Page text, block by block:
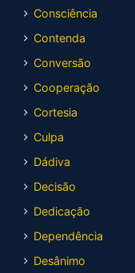
Consciência
Contenda
Conversão
Cooperação
Cortesia
Culpa
Dádiva
Decisão
Dedicação
Dependência
Desânimo